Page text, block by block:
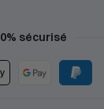
sécurisé